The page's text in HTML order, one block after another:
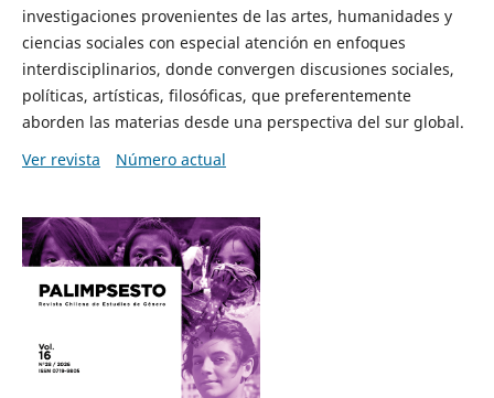
investigaciones provenientes de las artes, humanidades y
ciencias sociales con especial atención en enfoques
interdisciplinarios, donde convergen discusiones sociales,
políticas, artísticas, filosóficas, que preferentemente
aborden las materias desde una perspectiva del sur global.
Ver revista
Número actual